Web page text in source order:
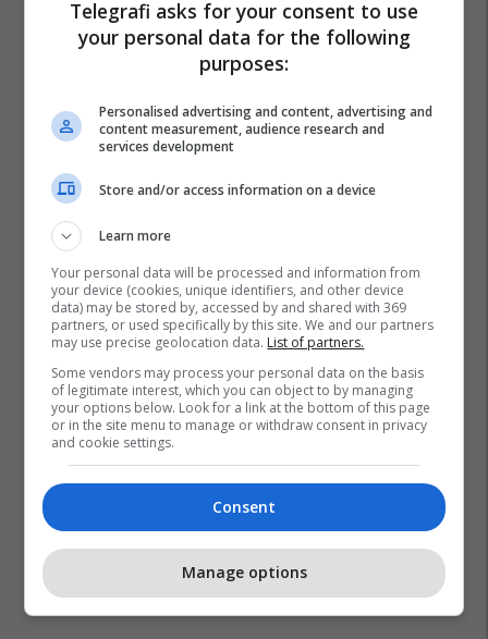
Telegrafi asks for your consent to use
your personal data for the following
purposes:
Personalised advertising and content, advertising and
content measurement, audience research and
services development
Store and/or access information on a device
Learn more
Your personal data will be processed and information from
your device (cookies, unique identifiers, and other device
data) may be stored by, accessed by and shared with 369
partners, or used specifically by this site. We and our partners
may use precise geolocation data. List of partners.
Some vendors may process your personal data on the basis
of legitimate interest, which you can object to by managing
your options below. Look for a link at the bottom of this page
or in the site menu to manage or withdraw consent in privacy
and cookie settings.
Consent
Manage options